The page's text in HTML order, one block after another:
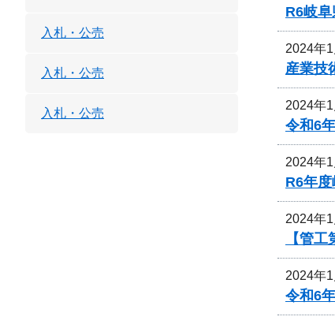
R6岐
2024年
産業技
2024年
令和6
2024年
R6年
2024年
【管
2024年
令和6
入札・公売
入札・公売
入札・公売